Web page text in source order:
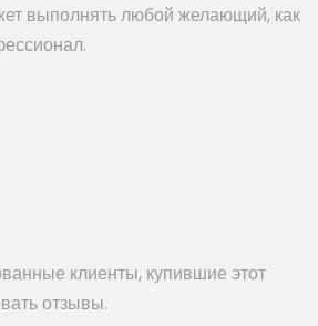
выполнять любой желающий, как
клиенты, купившие этот
отзывы.